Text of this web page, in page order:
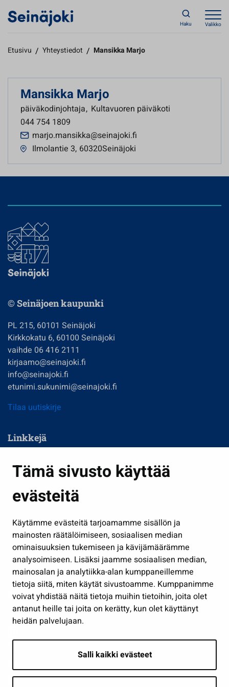
Tämä sivusto käyttää
evästeitä
Käytämme evästeitä tarjoamamme sisällön ja
mainosten räätälöimiseen, sosiaalisen median
ominaisuuksien tukemiseen ja kävijämäärämme
analysoimiseen. Lisäksi jaamme sosiaalisen median,
mainosalan ja analytiikka-alan kumppaneillemme
tietoja siitä, miten käytät sivustoamme. Kumppanimme
voivat yhdistää näitä tietoja muihin tietoihin, joita olet
antanut heille tai joita on kerätty, kun olet käyttänyt
heidän palvelujaan.
Salli kaikki evästeet
Haku Valikko
Etusivu / Yhteystiedot / Mansikka Marjo
Mansikka Marjo
päiväkodinjohtaja, Kultavuoren päiväkoti
044 754 1809
marjo.mansikka@seinajoki.fi
Ilmolantie 3, 60320Seinäjoki
© Seinäjoen kaupunki
PL 215, 60101 Seinäjoki
Kirkkokatu 6, 60100 Seinäjoki
vaihde 06 416 2111
kirjaamo@seinajoki.fi
info@seinajoki.fi
etunimi.sukunimi@seinajoki.fi
Tilaa uutiskirje
Linkkejä
Kasvatus ja opetus
Kulttuuri ja liikunta
Työ ja yrittäminen
Osallistu ja asioi
Näytä omat evästeasetukseni
Seuraa meitä